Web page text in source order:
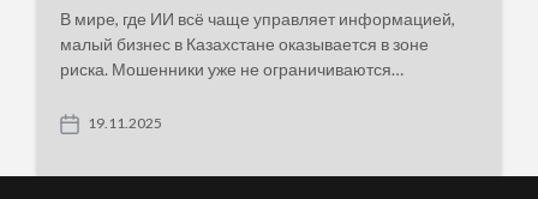
В мире, где ИИ всё чаще управляет информацией,
малый бизнес в Казахстане оказывается в зоне
риска. Мошенники уже не ограничиваются…
P
s
19.11.2025